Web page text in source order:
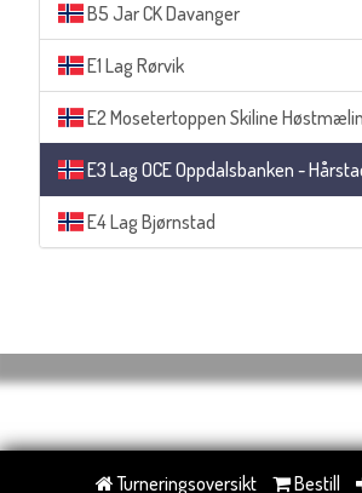
B5 Jar CK Davanger
E1 Lag Rørvik
E2 Mosetertoppen Skiline
E3 Lag OCE Oppdalsbanken -
E4 Lag Bjørnstad
Turneringsoversikt Bestill